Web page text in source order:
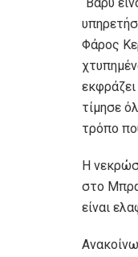
“Βαρύ
Φάρος
τίμησε
τρόπο
Η
στο
είναι